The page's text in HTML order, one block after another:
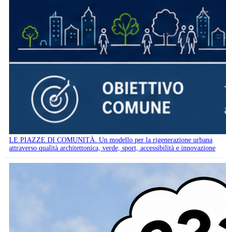
LE PIAZZE DI COMUNITÀ. Un modello per la rigenerazione urbana
attraverso qualità architettonica, verde, sport, accessibilità e innovazione